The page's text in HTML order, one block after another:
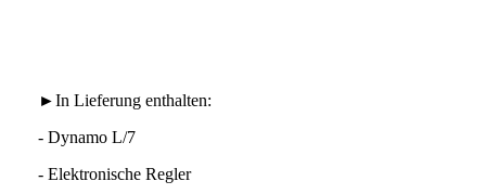
►In Lieferung enthalten:
- Dynamo L/7
- Elektronische Regler